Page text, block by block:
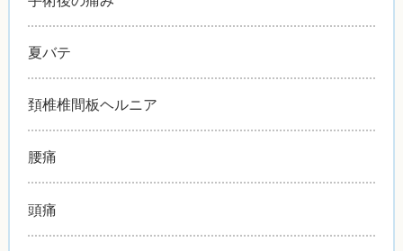
夏バテ
頚椎椎間板ヘルニア
腰痛
頭痛